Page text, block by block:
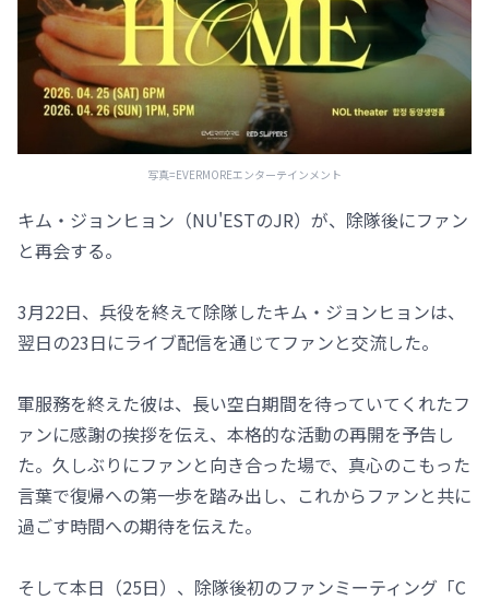
写真=EVERMOREエンターテインメント
キム・ジョンヒョン（NU'ESTのJR）が、除隊後にファン
と再会する。
3月22日、兵役を終えて除隊したキム・ジョンヒョンは、
翌日の23日にライブ配信を通じてファンと交流した。
軍服務を終えた彼は、長い空白期間を待っていてくれたフ
ァンに感謝の挨拶を伝え、本格的な活動の再開を予告し
た。久しぶりにファンと向き合った場で、真心のこもった
言葉で復帰への第一歩を踏み出し、これからファンと共に
過ごす時間への期待を伝えた。
そして本日（25日）、除隊後初のファンミーティング「C